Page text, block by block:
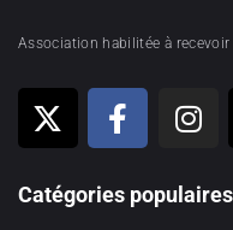
Association habilitée à
Catégories populaires